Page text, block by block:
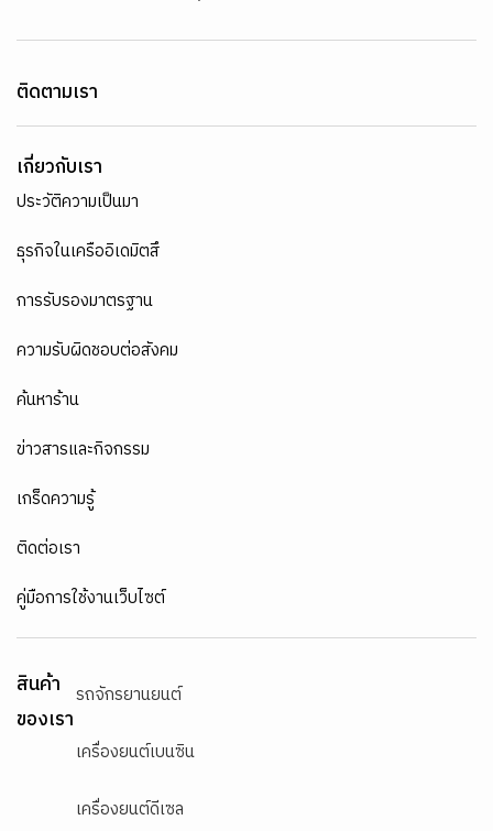
ติดตามเรา
เกี่ยวกับเรา
ประวัติความเป็นมา
ธุรกิจในเครืออิเดมิตสึ
การรับรองมาตรฐาน
ความรับผิดชอบต่อสังคม
ค้นหาร้าน
ข่าวสารและกิจกรรม
เกร็ดความรู้
ติดต่อเรา
คู่มือการใช้งานเว็บไซต์
สินค้า
ของเรา
รถจักรยานยนต์
เครื่องยนต์เบนซิน
เครื่องยนต์ดีเซล